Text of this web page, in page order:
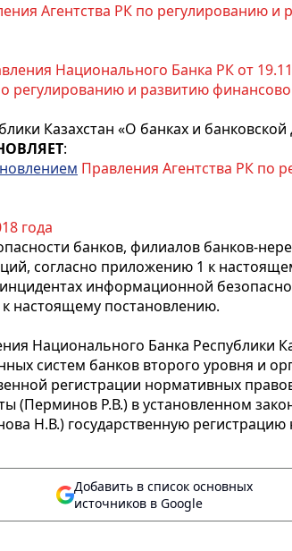
Агентства РК по регулированию и
Национального Банка РК от
регулированию и развитию
Казахстан «О банках и
:
Правления Агентства РК по
года
банков, филиалов банков-
согласно приложению 1 к
информационной
настоящему постановлению.
Национального Банка Республики
систем банков второго уровня и
регистрации нормативных
Р.В.) в установленном
Н.В.) государственную
Добавить в список основных
источников в Google